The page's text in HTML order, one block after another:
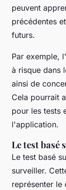
peuvent
précédentes
futurs.
Par exemple,
à risque dans
ainsi de
Cela pourrait
pour les tests
l'application.
Le test basé
Le test basé
surveiller.
représenter